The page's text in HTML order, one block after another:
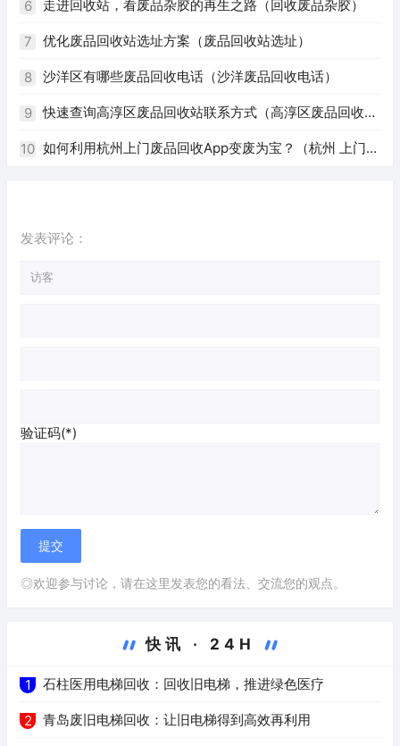
州废品回收电话号码）
6 走进回收站，看废品杂胶的再生之路（回收废品杂胶）
7 优化废品回收站选址方案（废品回收站选址）
8 沙洋区有哪些废品回收电话（沙洋废品回收电话）
9 快速查询高淳区废品回收站联系方式（高淳区废品回收站
电话）
10 如何利用杭州上门废品回收App变废为宝？（杭州 上门回
发表评论：
验证码(*)
◎欢迎参与讨论，请在这里发表您的看法、交流您的观点。
快讯 · 24H
1 石柱医用电梯回收：回收旧电梯，推进绿色医疗
2 青岛废旧电梯回收：让旧电梯得到高效再利用